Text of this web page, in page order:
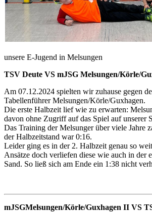
unsere E-Jugend in Melsungen
TSV Deute VS mJSG Melsungen/Körle/
Am 07.12.2024 spielten wir zuhause gegen
Tabellenführer Melsungen/Körle/Guxhagen.
Die erste Halbzeit lief wie zu erwarten:
davon ohne Zugriff auf das Spiel auf unserer
Das Training der Melsunger über viele Jahre
der Halbzeitstand war 0:16.
Leider ging es in der 2. Halbzeit genau so
Ansätze doch verliefen diese wie auch in der
Sand. So ließ sich am Ende ein 1:38 nicht
mJSGMelsungen/Körle/Guxhagen II VS